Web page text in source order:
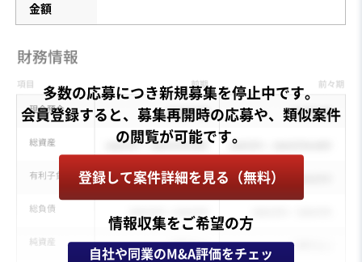
金額
多数の応募につき新規募集を停止中です。
会員登録すると、募集再開時の応募や、類似案件
登録して案件詳細を見る（無料）
情報収集をご希望の方
自社や同業のM&A評価をチェッ